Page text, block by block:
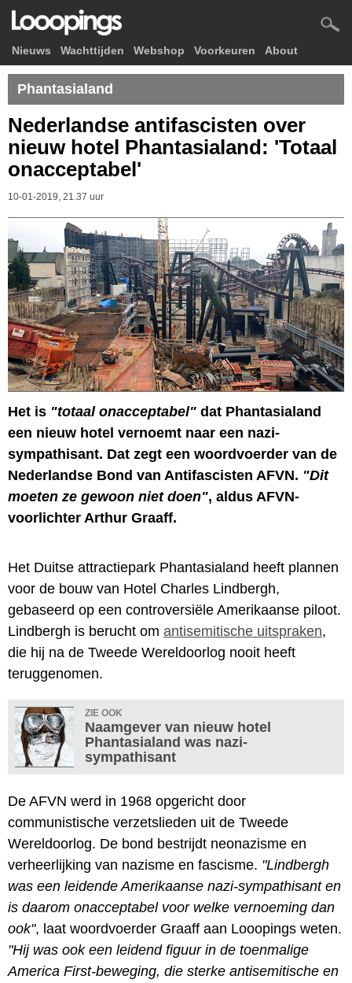
Nieuws Wachttijden Webshop Voorkeuren About
Phantasialand
Nederlandse antifascisten over
nieuw hotel Phantasialand: 'Totaal
onacceptabel'
10-01-2019, 21.37 uur
Het is "totaal onacceptabel" dat Phantasialand
een nieuw hotel vernoemt naar een nazi-
sympathisant. Dat zegt een woordvoerder van de
Nederlandse Bond van Antifascisten AFVN. "Dit
moeten ze gewoon niet doen", aldus AFVN-
voorlichter Arthur Graaff.
Het Duitse attractiepark Phantasialand heeft plannen
voor de bouw van Hotel Charles Lindbergh,
gebaseerd op een controversiële Amerikaanse piloot.
Lindbergh is berucht om antisemitische uitspraken,
die hij na de Tweede Wereldoorlog nooit heeft
teruggenomen.
ZIE OOK
Naamgever van nieuw hotel
Phantasialand was nazi-
sympathisant
De AFVN werd in 1968 opgericht door
communistische verzetslieden uit de Tweede
Wereldoorlog. De bond bestrijdt neonazisme en
verheerlijking van nazisme en fascisme. "Lindbergh
was een leidende Amerikaanse nazi-sympathisant en
is daarom onacceptabel voor welke vernoeming dan
ook", laat woordvoerder Graaff aan Looopings weten.
"Hij was ook een leidend figuur in de toenmalige
America First-beweging, die sterke antisemitische en